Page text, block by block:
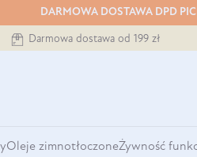
DARMOWA DOSTAWA DPD
Darmowa dostawa od 199 zł
Oleje zimnotłoczoneŻywność